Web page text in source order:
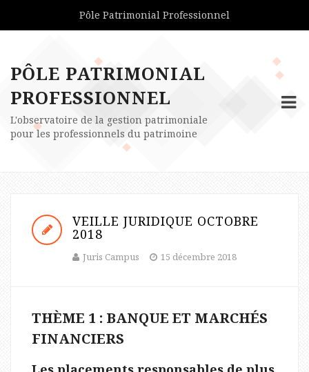
Pôle Patrimonial Professionnel
PÔLE PATRIMONIAL
PROFESSIONNEL
L'observatoire de la gestion patrimoniale
pour les professionnels du patrimoine
VEILLE JURIDIQUE OCTOBRE
2018
Juris Campus 15 décembre 2018
THÈME 1 : BANQUE ET MARCHÉS
FINANCIERS